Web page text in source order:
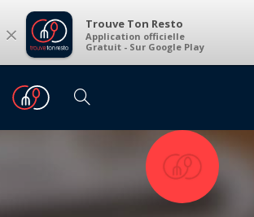
× Trouve Ton Resto
Application officielle
Gratuit - Sur Google Play